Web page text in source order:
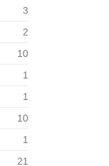
3
2
10
1
1
10
1
21